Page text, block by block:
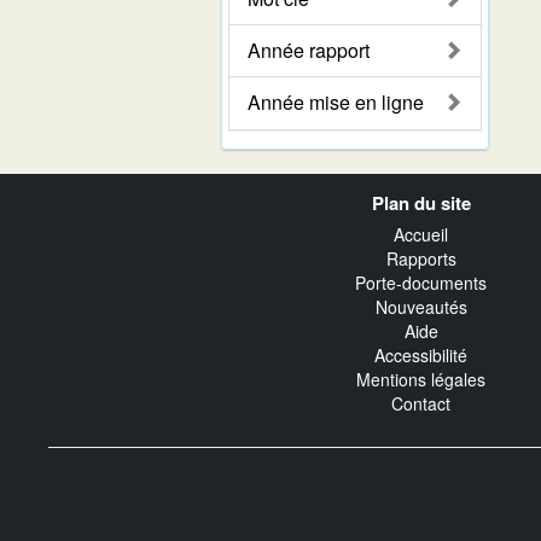
Année rapport
Année mise en ligne
Plan du site
Accueil
Rapports
Porte-documents
Nouveautés
Aide
Accessibilité
Mentions légales
Contact